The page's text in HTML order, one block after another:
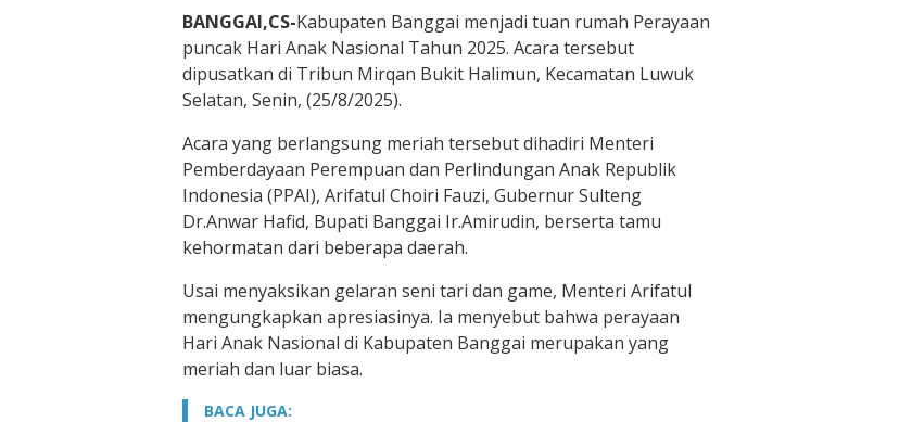
BANGGAI,CS-Kabupaten Banggai menjadi tuan rumah Perayaan
puncak Hari Anak Nasional Tahun 2025. Acara tersebut
dipusatkan di Tribun Mirqan Bukit Halimun, Kecamatan Luwuk
Selatan, Senin, (25/8/2025).
Acara yang berlangsung meriah tersebut dihadiri Menteri
Pemberdayaan Perempuan dan Perlindungan Anak Republik
Indonesia (PPAI), Arifatul Choiri Fauzi, Gubernur Sulteng
Dr.Anwar Hafid, Bupati Banggai Ir.Amirudin, berserta tamu
kehormatan dari beberapa daerah.
Usai menyaksikan gelaran seni tari dan game, Menteri Arifatul
mengungkapkan apresiasinya. Ia menyebut bahwa perayaan
Hari Anak Nasional di Kabupaten Banggai merupakan yang
meriah dan luar biasa.
BACA JUGA: